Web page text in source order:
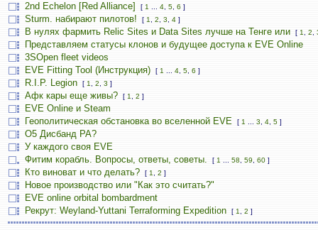
2nd Echelon [Red Alliance] [ 1 4 5 6 ]
Sturm. набирают пилотов! [ 1 2 3 4 ]
В нулях фармить Relic Sites и Data Sites лучше на Тенге или [ 1 2
Представляем статусы клонов и будущее доступа к EVE Online
3SOpen fleet videos
EVE Fitting Tool (Инструкция)
[ 1 4 5 6 ]
R.I.P. Legion [ 1 2 3 ]
Афк кары еще живы? [ 1 2 ]
EVE Online и Steam
Геополитическая обстановка во вселенной EVE
[ 1 3 4 5 ]
О5 Дисбанд РА?
У каждого своя EVE
Фитим корабль. Вопросы, ответы, советы.
[ 1 58 59 60 ]
Кто виноват и что делать? [ 1 2 ]
Новое производство или "Как это считать?"
EVE online orbital bombardment
Рекрут: Weyland-Yuttani Terraforming Expedition
[ 1 2 ]